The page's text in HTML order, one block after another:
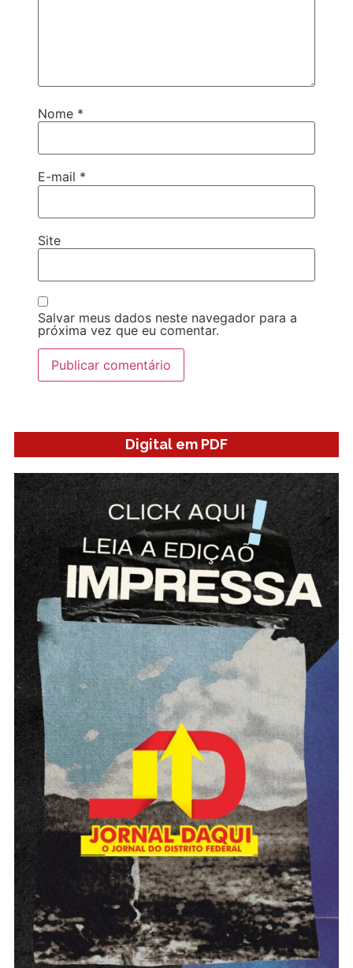
Nome *
E-mail *
Site
Salvar meus dados neste navegador para a
próxima vez que eu comentar.
Digital em PDF